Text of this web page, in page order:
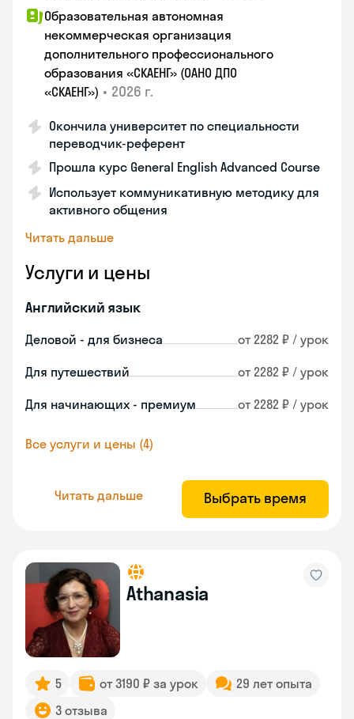
Образовательная автономная
некоммерческая организация
дополнительного профессионального
образования «СКАЕНГ» (ОАНО ДПО
«СКАЕНГ») • 2026 г.
Окончила университет по специальности
переводчик-референт
Прошла курс General English Advanced Course
Использует коммуникативную методику для
активного общения
Читать дальше
Услуги и цены
Английский язык
Деловой - для бизнеса от 2282 ₽ / урок
Для путешествий от 2282 ₽ / урок
Для начинающих - премиум от 2282 ₽ / урок
Все услуги и цены (4)
Читать дальше Выбрать время
Athanasia
5 от 3190 ₽ за урок
29 лет опыта
3 отзыва